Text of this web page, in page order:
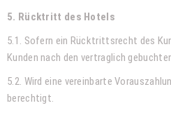
5. Rücktritt des Hotels
5.1. Sofern ein Rücktrittsrecht des
Kunden nach den vertraglich
5.2. Wird eine vereinbarte
berechtigt.